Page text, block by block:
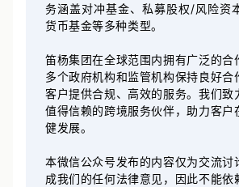
务涵盖对冲基金、私募股权/风险资
货币基金等多种类型。
笛杨集团在全球范围内拥有广泛的合
多个政府机构和监管机构保持良好合
客户提供合规、高效的服务。我们致
值得信赖的跨境服务伙伴，助力客户
健发展。
本微信公众号发布的内容仅为交流讨
成我们的任何法律意见，因此不能依